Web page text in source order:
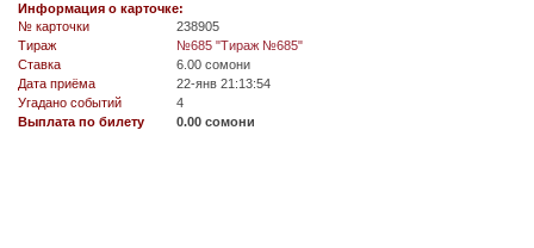
Информация о карточке:
№ карточки
238905
Tираж
№685 "Тираж №685"
Ставка
6.00 сомони
Дата приёма
22-янв 21:13:54
Угадано событий
4
Выплата по билету
0.00 сомони